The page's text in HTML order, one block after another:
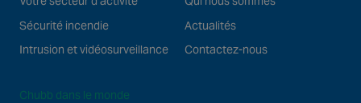
Sécurité incendie
Intrusion et vidéosurveillance
Actualités
Contactez-nous
Chubb dans le monde